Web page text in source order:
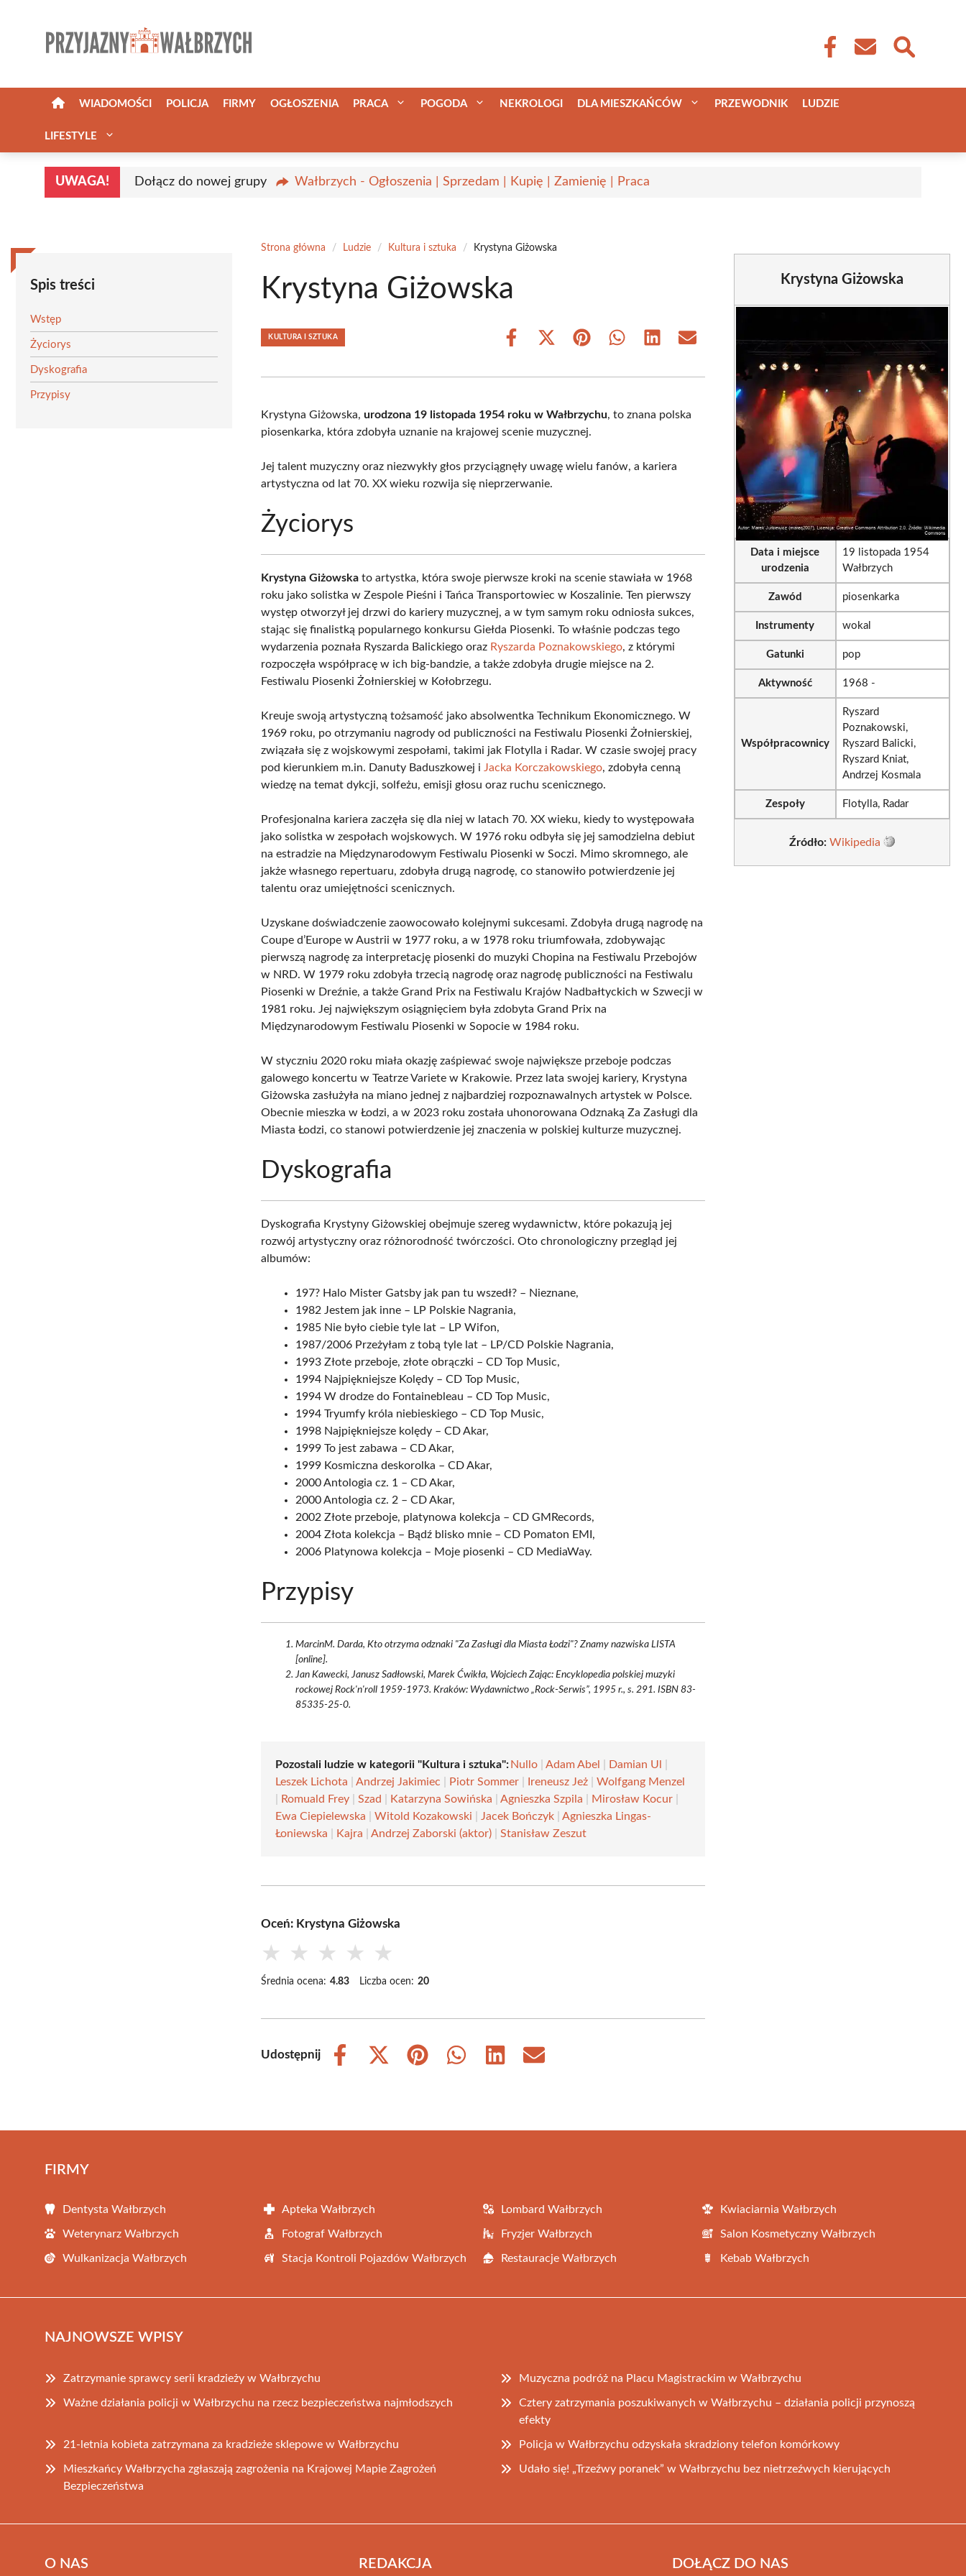
WIADOMOŚCI POLICJA FIRMY OGŁOSZENIA PRACA POGODA NEKROLOGI DLA MIESZKAŃCÓW PRZEWODNIK LUDZIE
LIFESTYLE
UWAGA! Dołącz do nowej grupy Wałbrzych - Ogłoszenia | Sprzedam | Kupię | Zamienię | Praca
Spis treści
Wstęp
Życiorys
Dyskografia
Przypisy
Strona główna / Ludzie / Kultura i sztuka / Krystyna Giżowska
Krystyna Giżowska
KULTURA I SZTUKA
Share
Share
(Twitter)
Share Share Share Share
Krystyna Giżowska,urodzona 19 listopada 1954 roku w Wałbrzychu, to znana polska
piosenkarka, która zdobyła uznanie na krajowej scenie muzycznej.
Jej talent muzyczny oraz niezwykły głos przyciągnęły uwagę wielu fanów, a kariera
artystyczna od lat 70. XX wieku rozwija się nieprzerwanie.
Życiorys
Krystyna Giżowska to artystka, która swoje pierwsze kroki na scenie stawiała w 1968
roku jako solistka w Zespole Pieśni i Tańca Transportowiec w Koszalinie. Ten pierwszy
występ otworzył jej drzwi do kariery muzycznej, a w tym samym roku odniosła sukces,
stając się finalistką popularnego konkursu Giełda Piosenki. To właśnie podczas tego
wydarzenia poznała Ryszarda Balickiego oraz Ryszarda Poznakowskiego, z którymi
rozpoczęła współpracę w ich big-bandzie, a także zdobyła drugie miejsce na 2.
Festiwalu Piosenki Żołnierskiej w Kołobrzegu.
Kreuje swoją artystyczną tożsamość jako absolwentka Technikum Ekonomicznego. W
1969 roku, po otrzymaniu nagrody od publiczności na Festiwalu Piosenki Żołnierskiej,
związała się z wojskowymi zespołami, takimi jak Flotylla i Radar. W czasie swojej pracy
pod kierunkiem m.in. Danuty Baduszkowej i Jacka Korczakowskiego, zdobyła cenną
wiedzę na temat dykcji, solfeżu, emisji głosu oraz ruchu scenicznego.
Profesjonalna kariera zaczęła się dla niej w latach 70. XX wieku, kiedy to występowała
jako solistka w zespołach wojskowych. W 1976 roku odbyła się jej samodzielna debiut
na estradzie na Międzynarodowym Festiwalu Piosenki w Soczi. Mimo skromnego, ale
jakże własnego repertuaru, zdobyła drugą nagrodę, co stanowiło potwierdzenie jej
talentu oraz umiejętności scenicznych.
Uzyskane doświadczenie zaowocowało kolejnymi sukcesami. Zdobyła drugą nagrodę na
Coupe d’Europe w Austrii w 1977 roku, a w 1978 roku triumfowała, zdobywając
pierwszą nagrodę za interpretację piosenki do muzyki Chopina na Festiwalu Przebojów
w NRD. W 1979 roku zdobyła trzecią nagrodę oraz nagrodę publiczności na Festiwalu
Piosenki w Dreźnie, a także Grand Prix na Festiwalu Krajów Nadbałtyckich w Szwecji w
1981 roku. Jej największym osiągnięciem była zdobyta Grand Prix na
Międzynarodowym Festiwalu Piosenki w Sopocie w 1984 roku.
W styczniu 2020 roku miała okazję zaśpiewać swoje największe przeboje podczas
galowego koncertu w Teatrze Variete w Krakowie. Przez lata swojej kariery, Krystyna
Giżowska zasłużyła na miano jednej z najbardziej rozpoznawalnych artystek w Polsce.
Obecnie mieszka w Łodzi, a w 2023 roku została uhonorowana Odznaką Za Zasługi dla
Miasta Łodzi, co stanowi potwierdzenie jej znaczenia w polskiej kulturze muzycznej.
Dyskografia
Dyskografia Krystyny Giżowskiej obejmuje szereg wydawnictw, które pokazują jej
rozwój artystyczny oraz różnorodność twórczości. Oto chronologiczny przegląd jej
albumów:
197? Halo Mister Gatsby jak pan tu wszedł? – Nieznane,
1982 Jestem jak inne – LP Polskie Nagrania,
1985 Nie było ciebie tyle lat – LP Wifon,
1987/2006 Przeżyłam z tobą tyle lat – LP/CD Polskie Nagrania,
1993 Złote przeboje, złote obrączki – CD Top Music,
1994 Najpiękniejsze Kolędy – CD Top Music,
1994 W drodze do Fontainebleau – CD Top Music,
1994 Tryumfy króla niebieskiego – CD Top Music,
1998 Najpiękniejsze kolędy – CD Akar,
1999 To jest zabawa – CD Akar,
1999 Kosmiczna deskorolka – CD Akar,
2000 Antologia cz. 1 – CD Akar,
2000 Antologia cz. 2 – CD Akar,
2002 Złote przeboje, platynowa kolekcja – CD GMRecords,
2004 Złota kolekcja – Bądź blisko mnie – CD Pomaton EMI,
2006 Platynowa kolekcja – Moje piosenki – CD MediaWay.
Przypisy
MarcinM. Darda, Kto otrzyma odznaki "Za Zasługi dla Miasta Łodzi"? Znamy nazwiska LISTA
[online].
Jan Kawecki, Janusz Sadłowski, Marek Ćwikła, Wojciech Zając: Encyklopedia polskiej muzyki
rockowej Rock'n'roll 1959-1973. Kraków: Wydawnictwo „Rock-Serwis”, 1995 r., s. 291. ISBN 83-
85335-25-0.
Pozostali ludzie w kategorii "Kultura i sztuka":Nullo |Adam Abel Damian Ul
Leszek Lichota |Andrzej Jakimiec Piotr Sommer Ireneusz Jeż |Wolfgang Menzel
Romuald Frey |Szad Katarzyna Sowińska |Agnieszka Szpila Mirosław Kocur
Ewa Ciepielewska |Witold Kozakowski Jacek Bończyk |Agnieszka Lingas-
Łoniewska
Kajra |Andrzej Zaborski (aktor) |Stanisław Zeszut
Oceń: Krystyna Giżowska
★ ★ ★ ★ ★
Średnia ocena: 4.83 Liczba ocen: 20
Udostępnij
Share
Share
Share
Share
Share
Share
Krystyna Giżowska
Data i miejsce
urodzenia
19 listopada 1954
Wałbrzych
Zawód piosenkarka
Instrumenty wokal
Gatunki pop
Aktywność 1968 -
Współpracownicy
Ryszard
Poznakowski,
Ryszard Balicki,
Ryszard Kniat,
Andrzej Kosmala
Zespoły Flotylla, Radar
Źródło: Wikipedia
FIRMY
Dentysta Wałbrzych Apteka Wałbrzych Lombard Wałbrzych Kwiaciarnia Wałbrzych
Weterynarz Wałbrzych Fotograf Wałbrzych Fryzjer Wałbrzych Salon Kosmetyczny Wałbrzych
Wulkanizacja Wałbrzych Stacja Kontroli Pojazdów Wałbrzych Restauracje Wałbrzych Kebab Wałbrzych
NAJNOWSZE WPISY
Zatrzymanie sprawcy serii kradzieży w Wałbrzychu Muzyczna podróż na Placu Magistrackim w Wałbrzychu
Ważne działania policji w Wałbrzychu na rzecz bezpieczeństwa najmłodszych
Cztery zatrzymania poszukiwanych w Wałbrzychu – działania policji przynoszą
efekty
21-letnia kobieta zatrzymana za kradzieże sklepowe w Wałbrzychu Policja w Wałbrzychu odzyskała skradziony telefon komórkowy
Mieszkańcy Wałbrzycha zgłaszają zagrożenia na Krajowej Mapie Zagrożeń
Bezpieczeństwa
Udało się! „Trzeźwy poranek” w Wałbrzychu bez nietrzeźwych kierujących
O NAS REDAKCJA DOŁĄCZ DO NAS